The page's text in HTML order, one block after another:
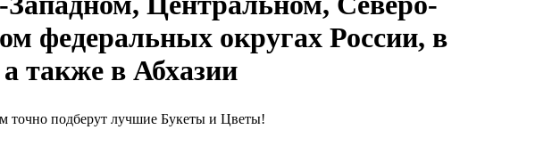
федеральных округах России, в
также в Абхазии
точно подберут лучшие Букеты и Цветы!